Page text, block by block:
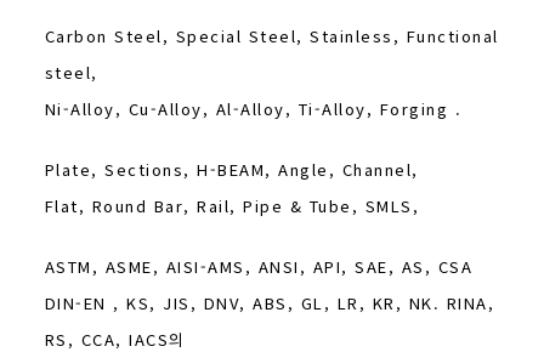
Carbon Steel, Special Steel, Stainless, Functional
steel,
Ni-Alloy, Cu-Alloy, Al-Alloy, Ti-Alloy, Forging .
Plate, Sections, H-BEAM, Angle, Channel,
Flat, Round Bar, Rail, Pipe & Tube, SMLS,
ASTM, ASME, AISI-AMS, ANSI, API, SAE, AS, CSA
DIN-EN , KS, JIS, DNV, ABS, GL, LR, KR, NK. RINA,
RS, CCA, IACS의